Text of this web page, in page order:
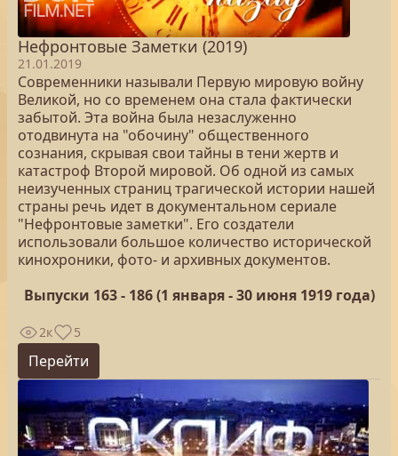
Нефронтовые Заметки (2019)
21.01.2019
Современники называли Первую мировую войну
Великой, но со временем она стала фактически
забытой. Эта война была незаслуженно
отодвинута на "обочину" общественного
сознания, скрывая свои тайны в тени жертв и
катастроф Второй мировой. Об одной из самых
неизученных страниц трагической истории нашей
страны речь идет в документальном сериале
"Нефронтовые заметки". Его создатели
использовали большое количество исторической
кинохроники, фото- и архивных документов.
Выпуски 163 - 186 (1 января - 30 июня 1919 года)
2к 5
Перейти